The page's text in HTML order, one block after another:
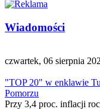
Wiadomości
czwartek, 06 sierpnia
"TOP 20" w enklawie
Pomorzu
Przy 3,4 proc. inflacji